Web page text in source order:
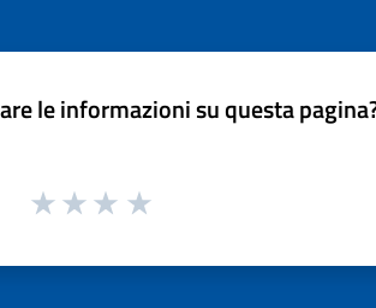
le informazioni su questa